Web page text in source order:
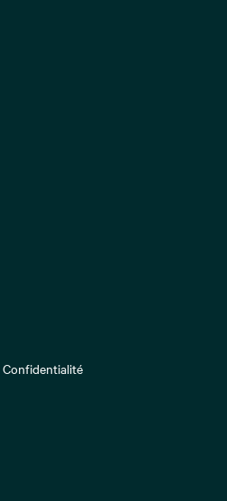
Confidentialité